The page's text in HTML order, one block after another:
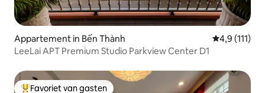
Appartement in Bến Thành Gemiddelde
4,9 (111)
LeeLai APT Premium Studio Parkview Center D1
Favoriet van gasten